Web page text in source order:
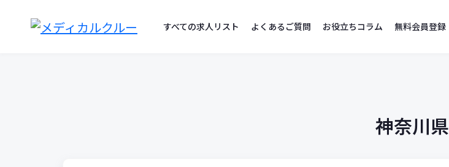
すべての求人リスト よくあるご質問 お役立ちコラム 無料会員登録
神奈川県